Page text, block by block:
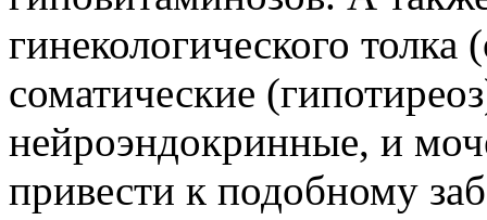
гинекологического
соматические
нейроэндокринные, и
привести к подобному